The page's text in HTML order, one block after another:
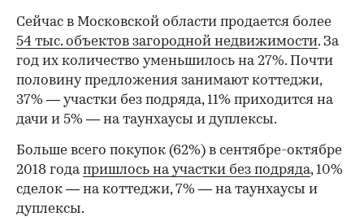
Сейчас в Московской области продается более
54 тыс. объектов загородной недвижимости. За
год их количество уменьшилось на 27%. Почти
половину предложения занимают коттеджи,
37% — участки без подряда, 11% приходится на
дачи и 5% — на таунхаусы и дуплексы.
Больше всего покупок (62%) в сентябре-октябре
2018 годапришлось на участки без подряда, 10%
сделок — на коттеджи, 7% — на таунхаусы и
дуплексы.